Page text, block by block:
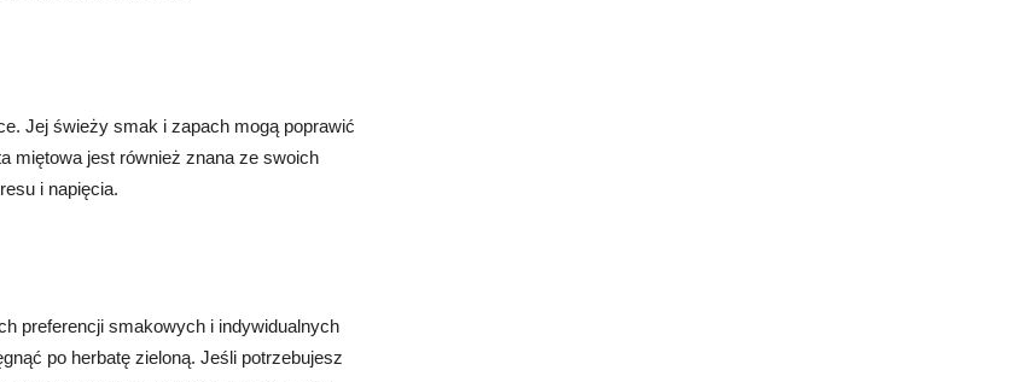
Jej świeży smak i zapach mogą poprawić
miętowa jest również znana ze swoich
i napięcia.
preferencji smakowych i indywidualnych
po herbatę zieloną. Jeśli potrzebujesz